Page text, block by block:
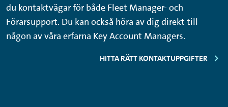
du kontaktvägar för både Fleet Manager- och
Förarsupport. Du kan också höra av dig direkt till
någon av våra erfarna Key Account Managers.
HITTA RÄTT KONTAKTUPPGIFTER